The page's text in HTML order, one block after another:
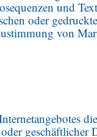
und
oder
von
geschäftlicher